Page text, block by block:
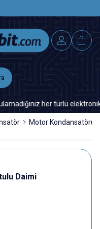
her türlü elektronik
Motor Kondansatörü
Daimi